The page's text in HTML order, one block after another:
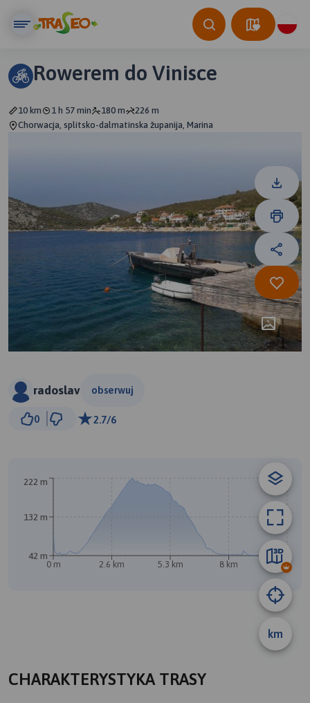
Rowerem do Vinisce
10 km 1 h 57 min 180 m
226 m
Chorwacja, splitsko-dalmatinska županija, Marina
radoslav obserwuj
0 2.7/6
km
0 m 2.6 km 5.3 km 8 km 10 km
42 m
132 m
222 m
CHARAKTERYSTYKA TRASY